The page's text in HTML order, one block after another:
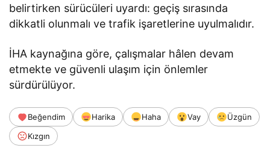
belirtirken sürücüleri uyardı: geçiş sırasında
dikkatli olunmalı ve trafik işaretlerine uyulmalıdır.
İHA kaynağına göre, çalışmalar hâlen devam
etmekte ve güvenli ulaşım için önlemler
sürdürülüyor.
Beğendim Harika Haha Vay
Üzgün
Kızgın